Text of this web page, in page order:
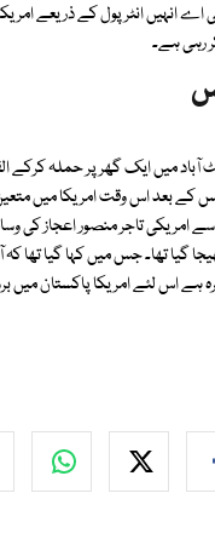
اے انہیں انٹرپول کے ذریعے
رہی ہے۔
آباد میں ایک گھر پر حملہ کرکے
جس کے بعد اس وقت امریکا میں
امریکی تاجر منصور اعجاز کی
گیا تھا۔ جس میں کہا گیا تھا
ہے اس لئے امریکا پاکستان میں